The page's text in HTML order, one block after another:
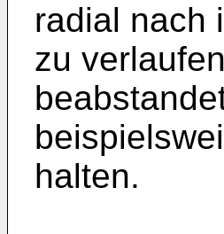
radial nach
zu
halten.